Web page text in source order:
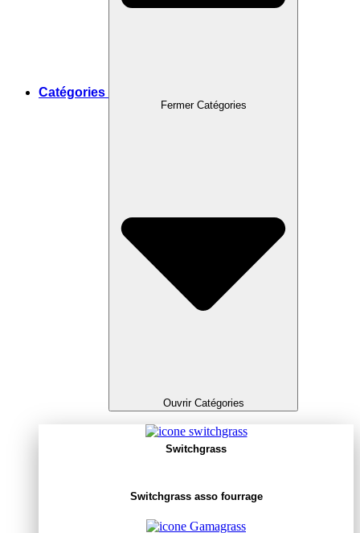
Catégories
Fermer Catégories
Ouvrir Catégories
Switchgrass
Switchgrass asso fourrage